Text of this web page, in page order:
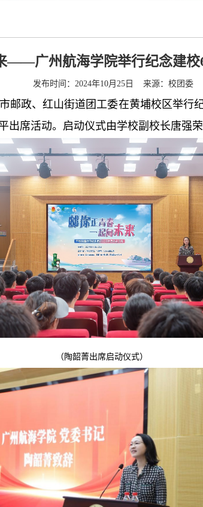
——广州航海学院举行纪念建校
发布时间：2024年10月25日 来源：校团委
邮政、红山街道团工委在黄埔校区举行
席活动。启动仪式由学校副校长唐强荣
（陶韶菁出席启动仪式）